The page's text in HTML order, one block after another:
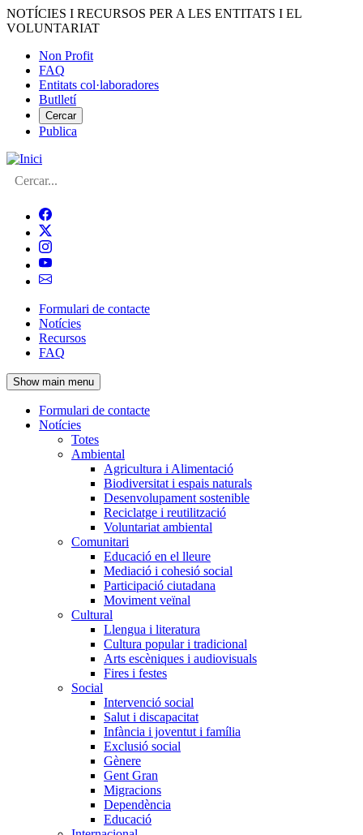
Vés
al
NOTÍCIES I RECURSOS PER A LES ENTITATS I EL
VOLUNTARIAT
Menú
del
compte
d'usuari
Non Profit
FAQ
Entitats col·laboradores
Butlletí
Cercar
Publica
Cerca
Navegació
principal
de
l'encapçalament
Formulari de contacte
Notícies
Recursos
FAQ
Show main menu
Navegació
principal
Formulari de contacte
Notícies
Totes
Ambiental
Agricultura i Alimentació
Biodiversitat i espais naturals
Desenvolupament sostenible
Reciclatge i reutilització
Voluntariat ambiental
Comunitari
Educació en el lleure
Mediació i cohesió social
Participació ciutadana
Moviment veïnal
Cultural
Llengua i literatura
Cultura popular i tradicional
Arts escèniques i audiovisuals
Fires i festes
Social
Intervenció social
Salut i discapacitat
Infància i joventut i família
Exclusió social
Gènere
Gent Gran
Migracions
Dependència
Educació